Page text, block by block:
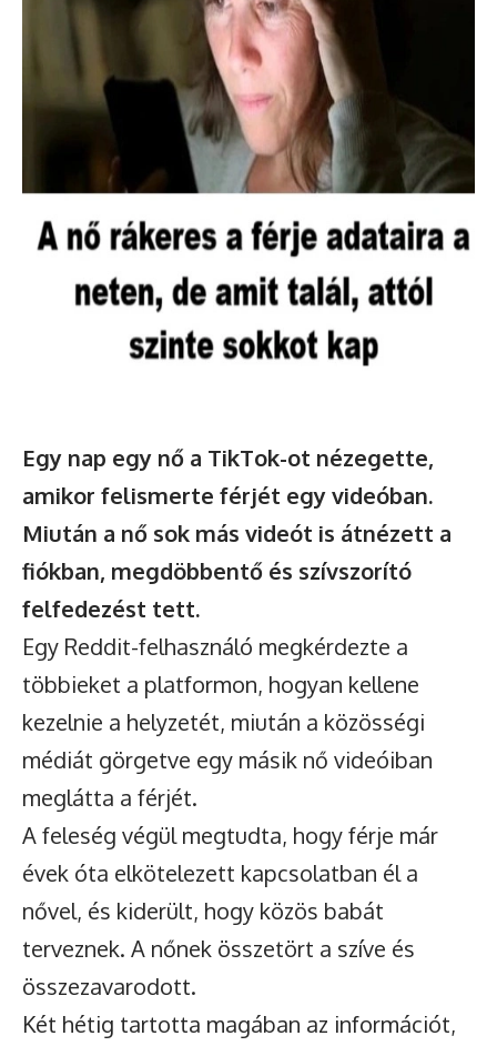
Egy nap egy nő a TikTok-ot nézegette,
amikor felismerte férjét egy videóban.
Miután a nő sok más videót is átnézett a
fiókban, megdöbbentő és szívszorító
felfedezést tett.
Egy Reddit-felhasználó megkérdezte a
többieket a platformon, hogyan kellene
kezelnie a helyzetét, miután a közösségi
médiát görgetve egy másik nő videóiban
meglátta a férjét.
A feleség végül megtudta, hogy férje már
évek óta elkötelezett kapcsolatban él a
nővel, és kiderült, hogy közös babát
terveznek. A nőnek összetört a szíve és
összezavarodott.
Két hétig tartotta magában az információt,